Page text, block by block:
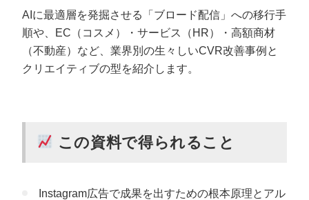
AIに最適層を発掘させる「ブロード配信」への移行手
順や、EC（コスメ）・サービス（HR）・高額商材
（不動産）など、業界別の生々しいCVR改善事例と
クリエイティブの型を紹介します。
この資料で得られること
Instagram広告で成果を出すための根本原理とアル